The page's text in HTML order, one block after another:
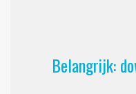
Belangrijk: